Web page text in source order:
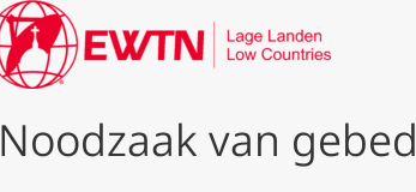
Noodzaak van gebed